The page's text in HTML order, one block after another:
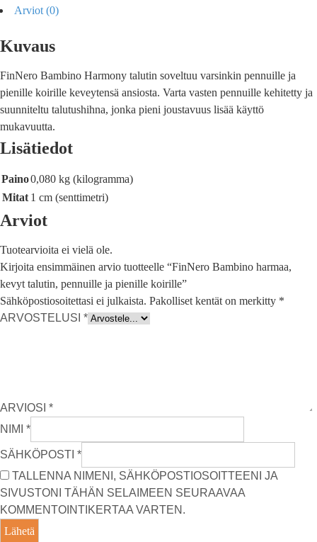
Arviot (0)
Kuvaus
FinNero Bambino Harmony talutin soveltuu varsinkin pennuille ja
pienille koirille keveytensä ansiosta. Varta vasten pennuille kehitetty ja
suunniteltu talutushihna, jonka pieni joustavuus lisää käyttö
mukavuutta.
Lisätiedot
Paino0,080 kg (kilogramma)
Mitat 1 cm (senttimetri)
Arviot
Tuotearvioita ei vielä ole.
Kirjoita ensimmäinen arvio tuotteelle “FinNero Bambino harmaa,
kevyt talutin, pennuille ja pienille koirille”
Sähköpostiosoitettasi ei julkaista. Pakolliset kentät on merkitty *
ARVOSTELUSI *
ARVIOSI *
NIMI *
SÄHKÖPOSTI *
TALLENNA NIMENI, SÄHKÖPOSTIOSOITTEENI JA
SIVUSTONI TÄHÄN SELAIMEEN SEURAAVAA
KOMMENTOINTIKERTAA VARTEN.